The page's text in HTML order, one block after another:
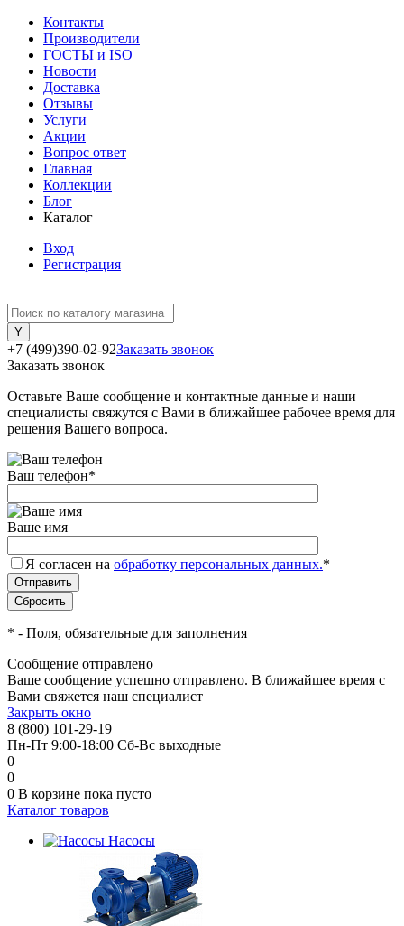
Контакты
Производители
ГОСТЫ и ISO
Новости
Доставка
Отзывы
Услуги
Акции
Вопрос ответ
Главная
Коллекции
Блог
Каталог
Вход
Регистрация
+7 (499)390-02-92Заказать звонок
Заказать звонок
Оставьте Ваше сообщение и контактные данные и наши
специалисты свяжутся с Вами в ближайшее рабочее время для
решения Вашего вопроса.
Ваш телефон*
Ваше имя
Я согласен на обработку персональных данных.*
* - Поля, обязательные для заполнения
Сообщение отправлено
Ваше сообщение успешно отправлено. В ближайшее время с
Вами свяжется наш специалист
Закрыть окно
8 (800) 101-29-19
Пн-Пт 9:00-18:00 Сб-Вс выходные
0
0
0 В корзине пока пусто
Каталог товаров
Насосы